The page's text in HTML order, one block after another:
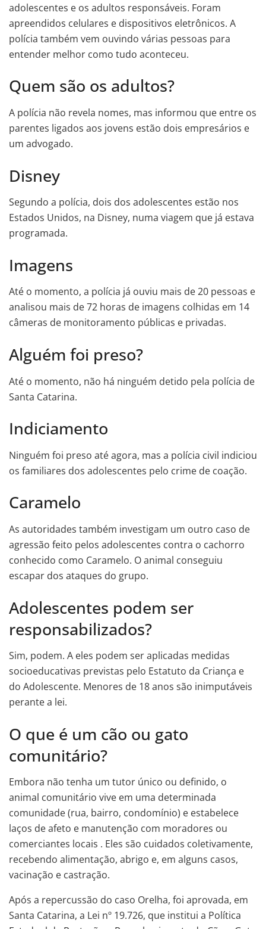
adolescentes e os adultos responsáveis. Foram
apreendidos celulares e dispositivos eletrônicos. A
polícia também vem ouvindo várias pessoas para
entender melhor como tudo aconteceu.
Quem são os adultos?
A polícia não revela nomes, mas informou que entre os
parentes ligados aos jovens estão dois empresários e
um advogado.
Disney
Segundo a polícia, dois dos adolescentes estão nos
Estados Unidos, na Disney, numa viagem que já estava
programada.
Imagens
Até o momento, a polícia já ouviu mais de 20 pessoas e
analisou mais de 72 horas de imagens colhidas em 14
câmeras de monitoramento públicas e privadas.
Alguém foi preso?
Até o momento, não há ninguém detido pela polícia de
Santa Catarina.
Indiciamento
Ninguém foi preso até agora, mas a polícia civil indiciou
os familiares dos adolescentes pelo crime de coação.
Caramelo
As autoridades também investigam um outro caso de
agressão feito pelos adolescentes contra o cachorro
conhecido como Caramelo. O animal conseguiu
escapar dos ataques do grupo.
Adolescentes podem ser
responsabilizados?
Sim, podem. A eles podem ser aplicadas medidas
socioeducativas previstas pelo Estatuto da Criança e
do Adolescente. Menores de 18 anos são inimputáveis
perante a lei.
O que é um cão ou gato
comunitário?
Embora não tenha um tutor único ou definido, o
animal comunitário vive em uma determinada
comunidade (rua, bairro, condomínio) e estabelece
laços de afeto e manutenção com moradores ou
comerciantes locais . Eles são cuidados coletivamente,
recebendo alimentação, abrigo e, em alguns casos,
vacinação e castração.
Após a repercussão do caso Orelha, foi aprovada, em
Santa Catarina, a Lei nº 19.726, que institui a Política